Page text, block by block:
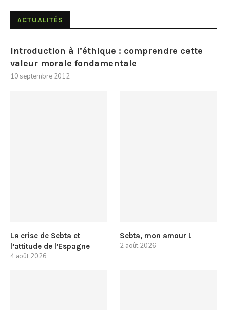
ACTUALITÉS
Introduction à l’éthique : comprendre cette
valeur morale fondamentale
10 septembre 2012
La crise de Sebta et
l’attitude de l’Espagne
4 août 2026
Sebta, mon amour !
2 août 2026